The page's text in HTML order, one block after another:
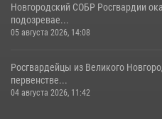
Новгородский СОБР Росгвардии
подозревае...
05 августа 2026, 14:08
Росгвардейцы из Великого
первенстве...
04 августа 2026, 11:42